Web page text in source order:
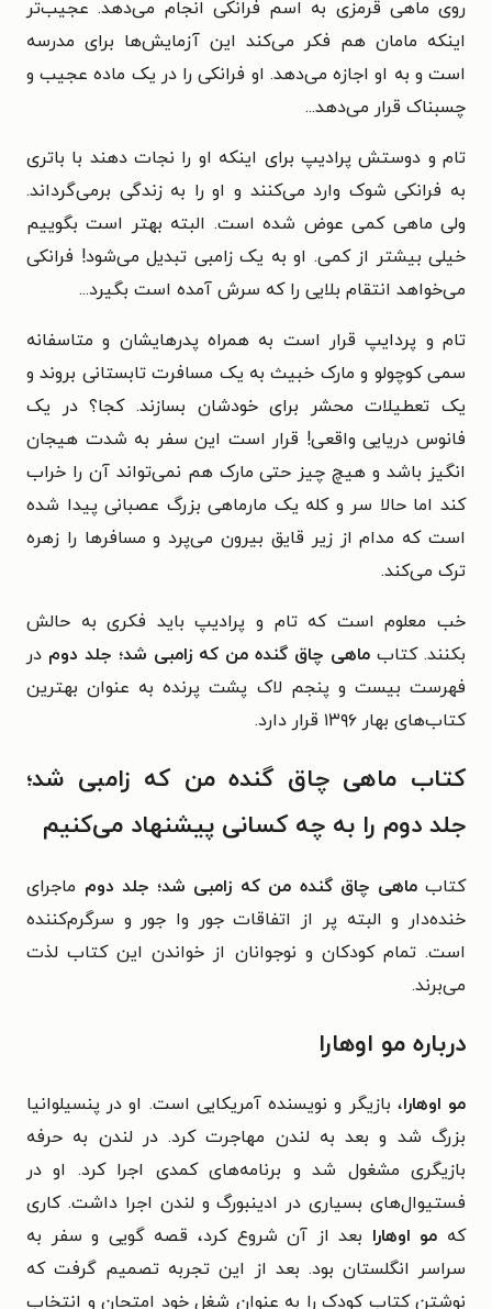
روی ماهی قرمزی به اسم فرانکی انجام می‌دهد. عجیب‌تر
اینکه مامان هم فکر می‌کند این آزمایش‌ها برای مدرسه
است و به او اجازه می‌دهد. او فرانکی را در یک ماده عجیب و
چسبناک قرار می‌دهد...
تام و دوستش پرادیپ برای اینکه او را نجات دهند با باتری
به فرانکی شوک وارد می‌کنند و او را به زندگی برمی‌گرداند.
ولی ماهی کمی عوض شده است. البته بهتر است بگوییم
خیلی بیشتر از کمی. او به یک زامبی تبدیل می‌شود! فرانکی
می‌خواهد انتقام بلایی را که سرش آمده است بگیرد...
تام و پردایپ قرار است به همراه پدرهایشان و متاسفانه
سمی کوچولو و مارک خبیث به یک مسافرت تابستانی بروند و
یک تعطیلات محشر برای خودشان بسازند. کجا؟ در یک
فانوس دریایی واقعی! قرار است این سفر به شدت هیجان
انگیز باشد و هیچ چیز حتی مارک هم نمی‌تواند آن را خراب
کند اما حالا سر و کله یک مارماهی بزرگ عصبانی پیدا شده
است که مدام از زیر قایق بیرون می‌پرد و مسافرها را زهره
ترک می‌کند.
خب معلوم است که تام و پرادیپ باید فکری به حالش
بکنند.کتابماهی چاق گنده من که زامبی شد؛ جلد دوم در
فهرست بیست و پنجم لاک پشت پرنده به عنوان بهترین
کتاب‌های بهار ۱۳۹۶ قرار دارد.
کتاب ماهی چاق گنده من که زامبی شد؛
جلد دوم را به چه کسانی پیشنهاد می‌کنیم
کتابماهی چاق گنده من که زامبی شد؛ جلد دوم ماجرای
خنده‌دار و البته پر از اتفاقات جور وا جور و سرگرم‌کننده
است. تمام کودکان و نوجوانان از خواندن این کتاب لذت
می‌برند.
درباره مو اوهارا
مو اوهارا، بازیگر و نویسنده آمریکایی است. او در پنسیلوانیا
بزرگ شد و بعد به لندن مهاجرت کرد. در لندن به حرفه
بازیگری مشغول شد و برنامه‌های کمدی اجرا ‌کرد. او در
فستیوال‌های بسیاری در ادینبورگ و لندن اجرا داشت. کاری
که مو اوهارا بعد از آن شروع کرد، قصه گویی و سفر به
سراسر انگلستان بود. بعد از این تجربه تصمیم گرفت که
نوشتن کتاب کودک را به عنوان شغل خود امتحان و انتخاب